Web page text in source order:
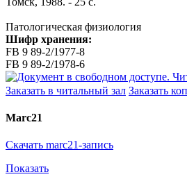
Патологическая физиология
Шифр хранения:
FB 9 89-2/1977-8
FB 9 89-2/1978-6
Заказать в читальный зал Заказать
Marc21
Скачать marc21-запись
Показать